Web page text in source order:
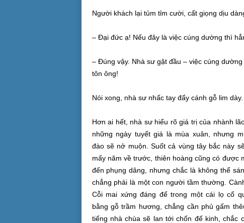
Người khách lại tủm tỉm cười, cất giọng dịu
– Đại đứcạ! Nếu đây là việc cúng dường thì
– Đúng vậy. Nhà sư gật đầu – việccúng dường
tôn ông!
Nói xong, nhà sưnhấc tay đẩy cánh gỗ lim dày.
Hơn ai hết, nhà sư hiểu rõ giá trịcủa nhành
những ngày tuyết giá là mùa xuân , nhưng
đàosẽ nở muộn. Suốt cả vùng tây bắc này
mấy năm về trước, thiên hoàng cũng có được
đến phụng dâng, nhưng chắc là không thể
chẳng phải là mộtcon ngườitầm thường.
Cỗi mai xứng đáng để trong một cái lọ cổ
bằng gỗ trầm hương, chẳng cần phủ gấm
tiếng nhà chùa sẽ lan tới chốn đế kinh,chắc